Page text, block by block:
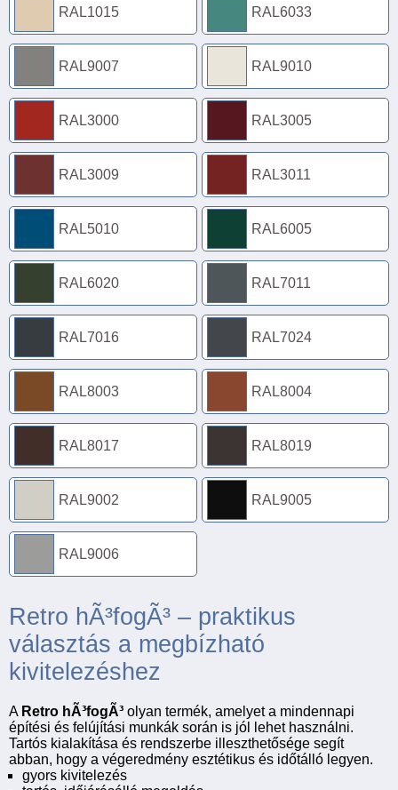
RAL1015 RAL6033
RAL9007 RAL9010
RAL3000 RAL3005
RAL3009 RAL3011
RAL5010 RAL6005
RAL6020 RAL7011
RAL7016 RAL7024
RAL8003 RAL8004
RAL8017 RAL8019
RAL9002 RAL9005
RAL9006
Retro hÃ³fogÃ³ – praktikus
választás a megbízható
kivitelezéshez
A Retro hÃ³fogÃ³ olyan termék, amelyet a mindennapi
építési és felújítási munkák során is jól lehet használni.
Tartós kialakítása és rendszerbe illeszthetősége segít
abban, hogy a végeredmény esztétikus és időtálló legyen.
gyors kivitelezés